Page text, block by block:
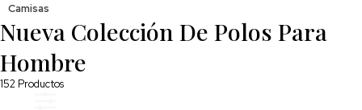
Camisas
Nueva Colección De Polos Para
Hombre
152 Productos